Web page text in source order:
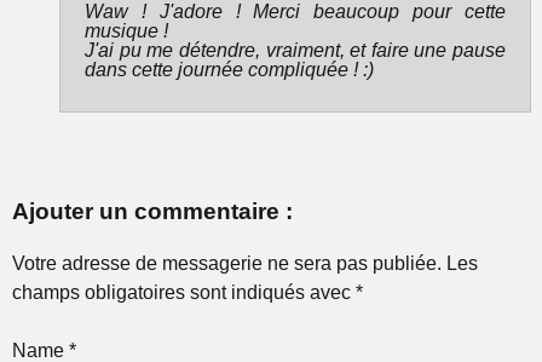
Waw ! J'adore ! Merci beaucoup pour cette
musique !
J'ai pu me détendre, vraiment, et faire une pause
dans cette journée compliquée ! :)
Ajouter un commentaire :
Votre adresse de messagerie ne sera pas publiée. Les
champs obligatoires sont indiqués avec *
Name *